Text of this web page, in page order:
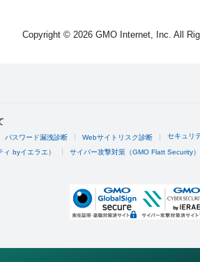
Copyright © 2026 GMO Internet, Inc. All
パスワード漏洩診断 Webサイトリスク診断 セキュリ
byイエラエ） サイバー攻撃対策（GMO Flatt Security）